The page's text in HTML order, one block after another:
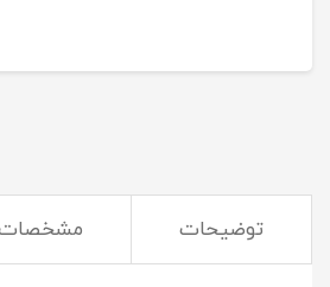
توضیحات
(این ظروف سرو و پذیرایی برای